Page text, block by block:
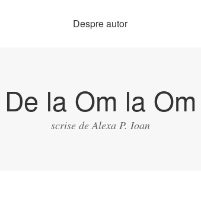
Despre autor
De la Om la Om
scrise de Alexa P. Ioan